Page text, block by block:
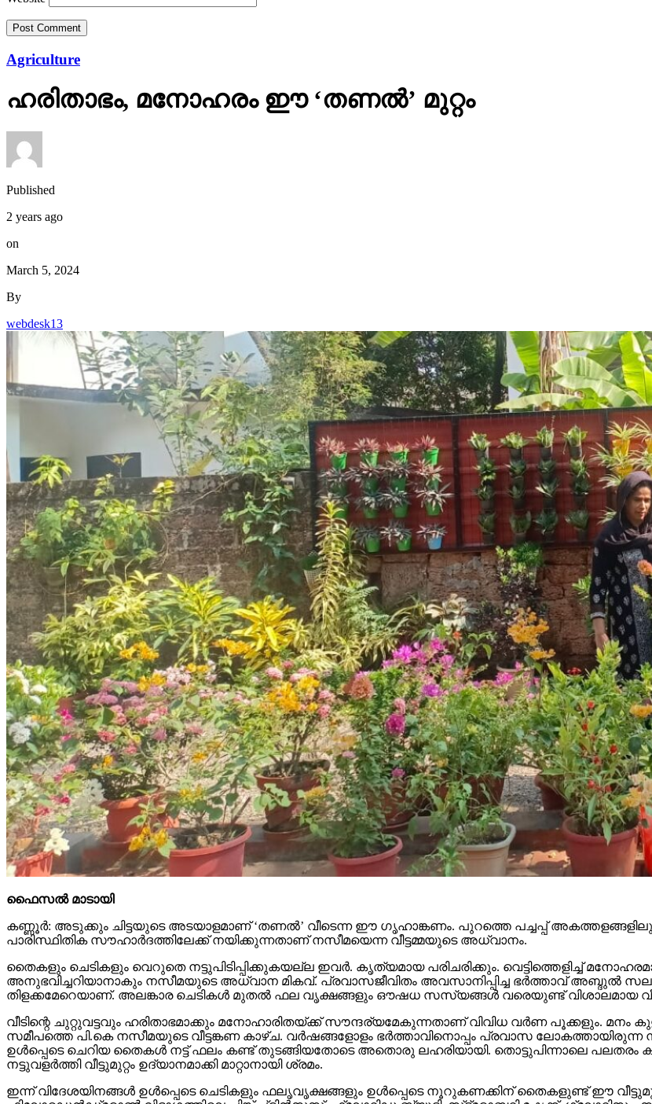
Agriculture
ഹരിതാഭം, മനോഹരം ഈ ‘തണല്‍’ മുറ്റം
Published
2 years ago
on
March 5, 2024
By
webdesk13
ഫൈസല്‍ മാടായി
കണ്ണൂര്‍: അടുക്കും ചിട്ടയുടെ അടയാളമാണ് ‘തണല്‍’ വീടെന്ന ഈ ഗൃഹാങ്കണം. പുറത്തെ പച്ചപ്പ്
പാരിസ്ഥിതിക സൗഹാര്‍ദത്തിലേക്ക് നയിക്കുന്നതാണ് നസീമയെന്ന വീട്ടമ്മയുടെ അധ്വാനം.
തൈകളും ചെടികളും വെറുതെ നട്ടുപിടിപ്പിക്കുകയല്ല ഇവര്‍. കൃത്യമായ പരിചരിക്കും. വെട്ടിത്തെളിച്ച്
അനുഭവിച്ചറിയാനാകും നസീമയുടെ അധ്വാന മികവ്. പ്രവാസജീവിതം അവസാനിപ്പിച്ച ഭര്‍ത്താവ് അബ്ദുല്‍
തിളക്കമേറെയാണ്. അലങ്കാര ചെടികള്‍ മുതല്‍ ഫല വൃക്ഷങ്ങളും ഔഷധ സസ്യങ്ങള്‍ വരെയുണ്ട് വിശാലമായ
വീടിന്റെ ചുറ്റുവട്ടവും ഹരിതാഭമാക്കും മനോഹാരിതയ്ക്ക് സൗന്ദര്യമേകുന്നതാണ് വിവിധ വര്‍ണ പൂക്കളും. മനം
സമീപത്തെ പി.കെ നസീമയുടെ വീട്ടങ്കണ കാഴ്ച. വര്‍ഷങ്ങളോളം ഭര്‍ത്താവിനൊപ്പം പ്രവാസ ലോകത്തായിരുന്ന
ഉള്‍പ്പെടെ ചെറിയ തൈകള്‍ നട്ട് ഫലം കണ്ട് തുടങ്ങിയതോടെ അതൊരു ലഹരിയായി. തൊട്ടുപിന്നാലെ പലതരം
നട്ടുവളര്‍ത്തി വീട്ടുമുറ്റം ഉദ്യാനമാക്കി മാറ്റാനായി ശ്രമം.
ഇന്ന് വിദേശയിനങ്ങള്‍ ഉള്‍പ്പെടെ ചെടികളും ഫലൃവൃക്ഷങ്ങളും ഉള്‍പ്പെടെ നൂറുകണക്കിന് തൈകളുണ്ട് ഈ